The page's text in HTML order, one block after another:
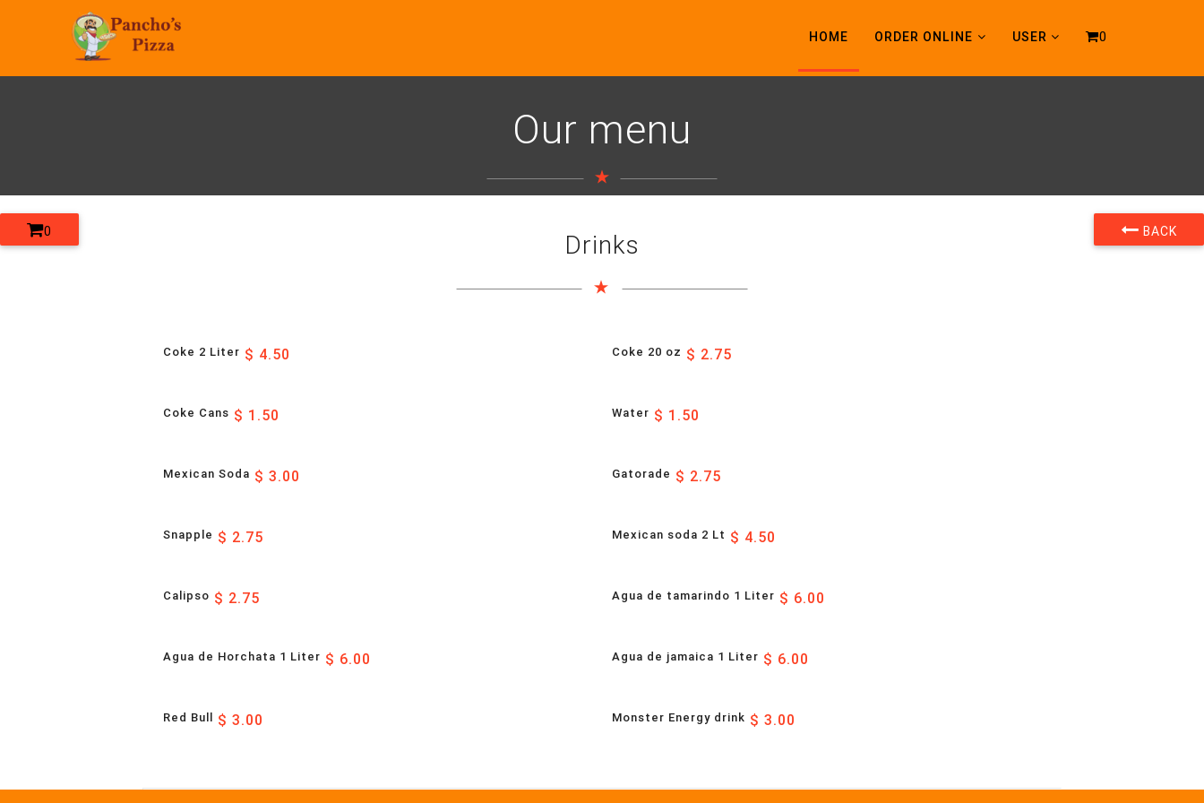
HOME ORDER ONLINE USER 0
Our menu
BACK
0 Drinks
Coke 2 Liter $ 4.50 Coke 20 oz $ 2.75
Coke Cans $ 1.50 Water $ 1.50
Mexican Soda $ 3.00 Gatorade $ 2.75
Snapple $ 2.75 Mexican soda 2 Lt $ 4.50
Calipso $ 2.75 Agua de tamarindo 1 Liter $ 6.00
Agua de Horchata 1 Liter $ 6.00 Agua de jamaica 1 Liter $ 6.00
Red Bull $ 3.00 Monster Energy drink $ 3.00